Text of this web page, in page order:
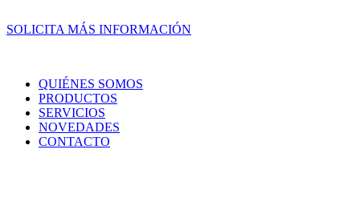
SOLICITA MÁS INFORMACIÓN
QUIÉNES SOMOS
PRODUCTOS
SERVICIOS
NOVEDADES
CONTACTO